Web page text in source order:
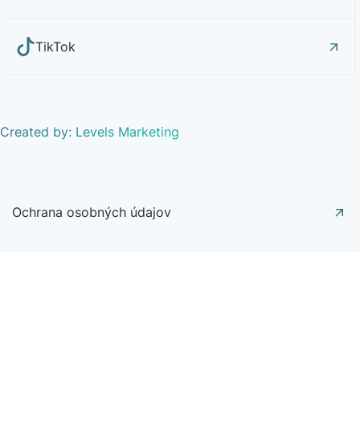
TikTok
Created by: Levels Marketing
Ochrana osobných údajov